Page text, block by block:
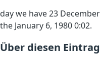
day we have 23
the January 6, 1980 0:02.
Über diesen Eintrag